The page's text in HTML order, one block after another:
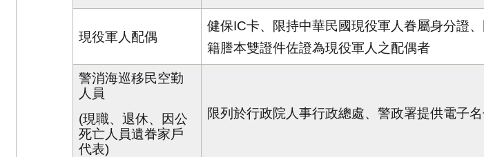
現役軍人配偶
健保IC卡、限持中華民國現役軍人眷屬身分證
籍謄本雙證件佐證為現役軍人之配偶者
警消海巡移民空勤
人員
(現職、退休、因公
死亡人員遺眷家戶
代表)
限列於行政院人事行政總處、警政署提供電子